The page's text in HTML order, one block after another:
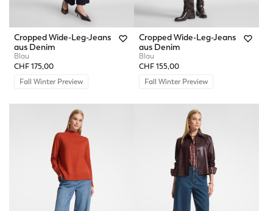
Cropped Wide-Leg-Jeans
aus Denim
Blau
CHF 175,00
Fall Winter Preview
Cropped Wide-Leg-Jeans
aus Denim
Blau
CHF 155,00
Fall Winter Preview